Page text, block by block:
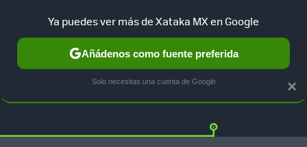
GUÍA DE COMPRAS MERCADO LIBRE ×
Ya puedes ver más de Xataka MX en Google
Añádenos como fuente preferida
Solo necesitas una cuenta de Google